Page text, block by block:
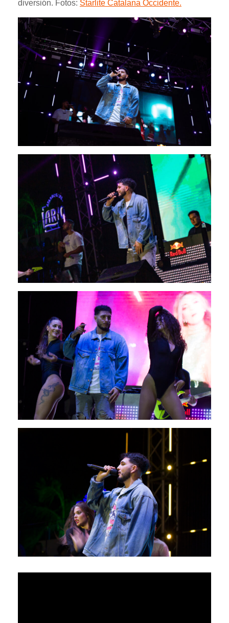
diversión. Fotos: Starlite Catalana Occidente.